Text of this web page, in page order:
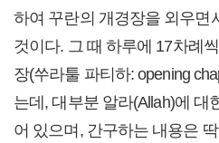
하여 꾸란의 개경장을 외우면
것이다. 그 때 하루에 17차례
장(쑤라툴 파티하: opening
는데, 대부분 알라(Allah)에 대
어 있으며, 간구하는 내용은